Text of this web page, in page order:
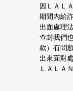
因ＬＡＬ
期間內給
出面處理
查封我們
款）有問
出來面對
ＬＡＬＡ